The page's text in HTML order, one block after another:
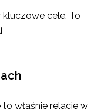
cele. To
właśnie relacje w